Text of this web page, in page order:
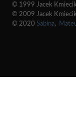
© 1999 Jacek Kmiecik
© 2009 Jacek
© 2020 Sabina,